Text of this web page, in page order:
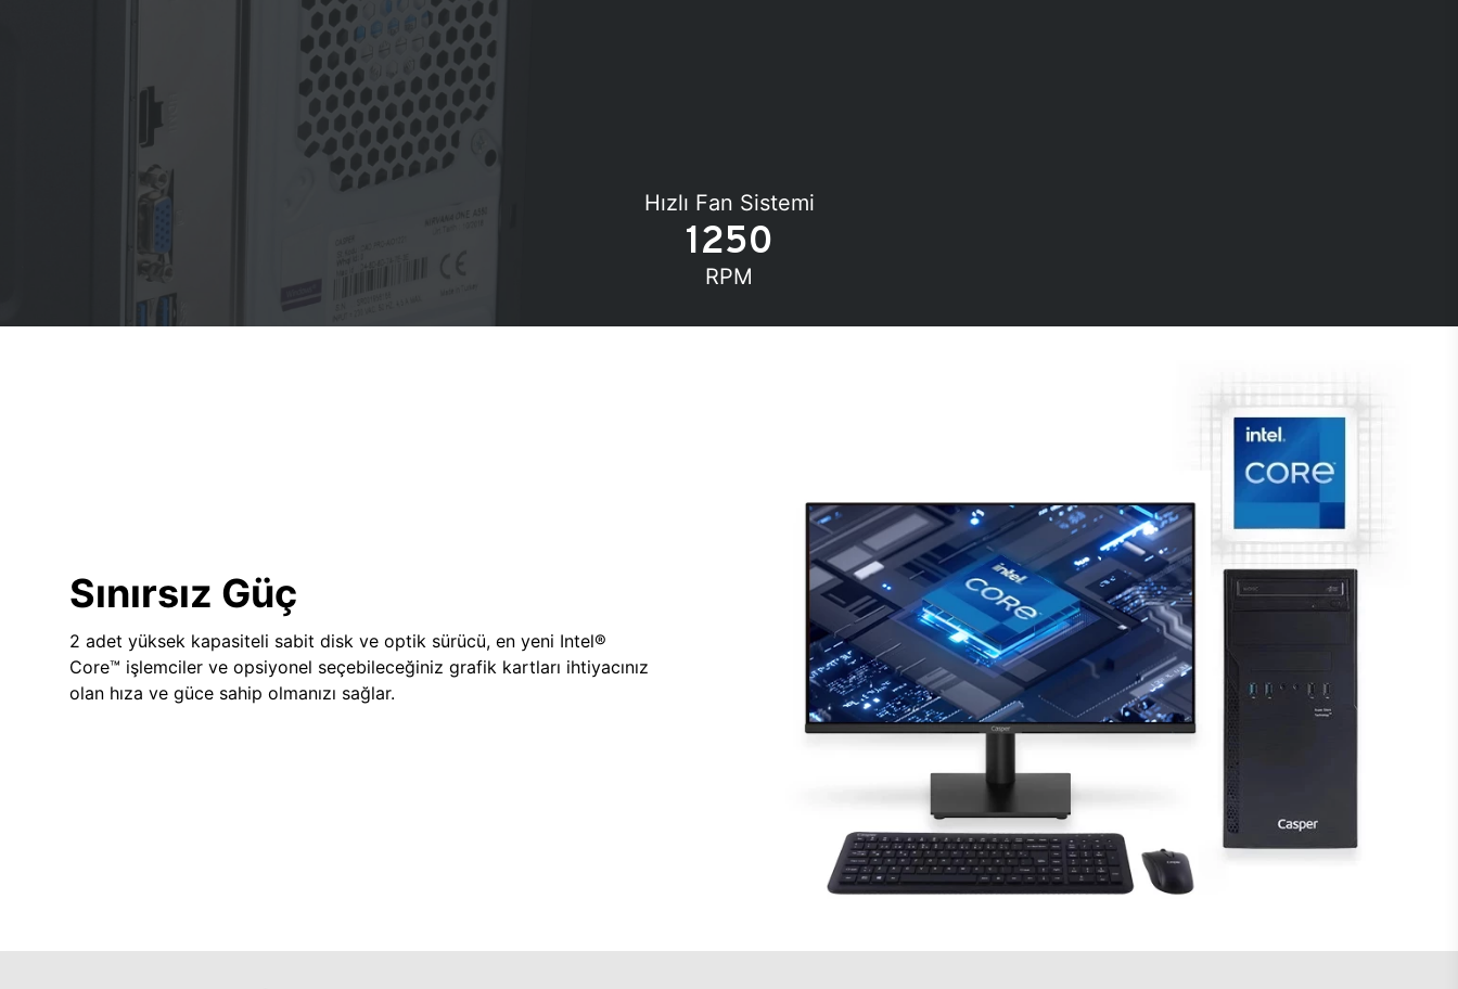
Hızlı Fan Sistemi
1250
RPM
Sınırsız Güç
2 adet yüksek kapasiteli sabit disk ve optik sürücü, en yeni Intel®
Core™ işlemciler ve opsiyonel seçebileceğiniz grafik kartları ihtiyacınız
olan hıza ve güce sahip olmanızı sağlar.